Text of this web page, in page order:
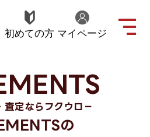
初めての方 マイページ
査定ならフクウロ－
の